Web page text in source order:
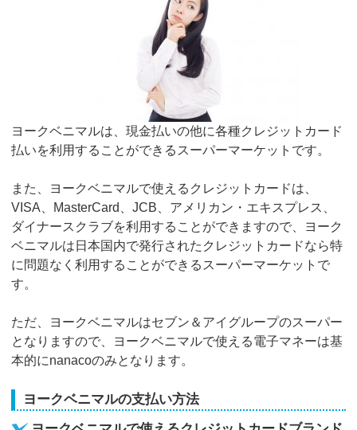
ヨークベニマルは、現金払いの他に各種クレジットカード
払いを利用することができるスーパーマーケットです。
また、ヨークベニマルで使えるクレジットカードは、
VISA、MasterCard、JCB、アメリカン・エキスプレス、
ダイナースクラブを利用することができますので、ヨーク
ベニマルは日本国内で発行されたクレジットカードなら特
に問題なく利用することができるスーパーマーケットで
す。
ただ、ヨークベニマルはセブン＆アイグループのスーパー
となりますので、ヨークベニマルで使える電子マネーは基
本的にnanacoのみとなります。
ヨークベニマルの支払い方法